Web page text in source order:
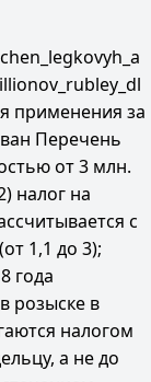
применения за
Перечень
от 3 млн.
налог на
с
1,1 до 3);
года
розыске в
налогом
а не до